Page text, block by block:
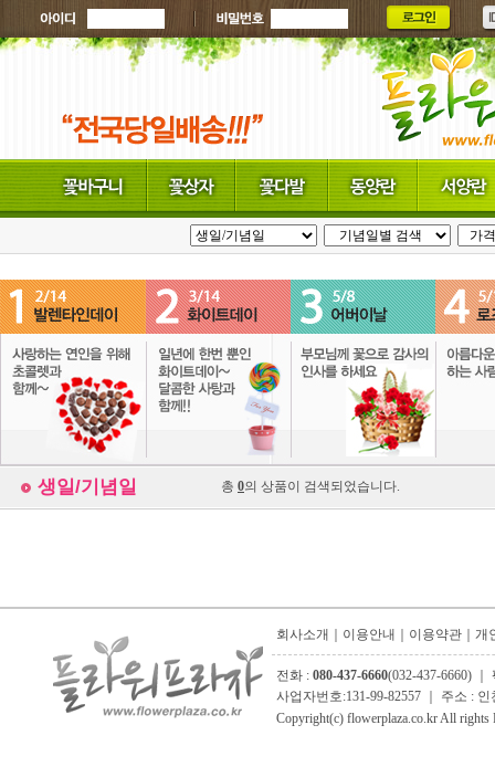
생일/기념일 총 0의 상품이 검색되었습니다.
회사소개 이용안내 이용약관 개
전화 : 080-437-6660(032-437-6660)
사업자번호:131-99-82557 ｜ 주소 :
Copyright(c) flowerplaza.co.kr All rights